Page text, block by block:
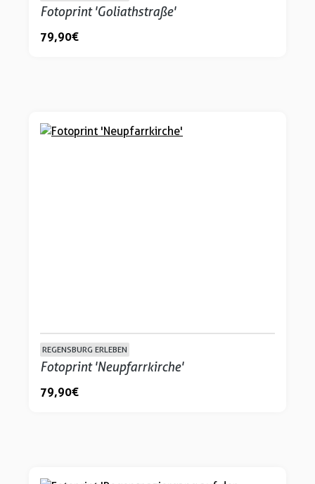
Fotoprint 'Goliathstraße'
79,90 €
REGENSBURG ERLEBEN
Fotoprint 'Neupfarrkirche'
79,90 €